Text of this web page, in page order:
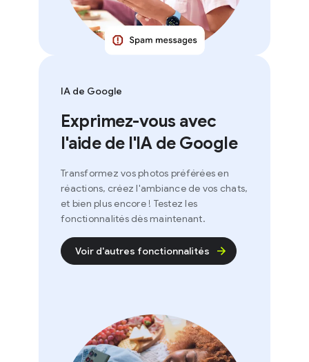
IA de Google
Exprimez-vous avec
l'aide de l'IA de Google
Transformez vos photos préférées en
réactions, créez l'ambiance de vos chats,
et bien plus encore ! Testez les
fonctionnalités dès maintenant.
Voir d'autres fonctionnalités